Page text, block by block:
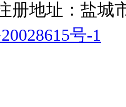
册地址：盐城
号-1